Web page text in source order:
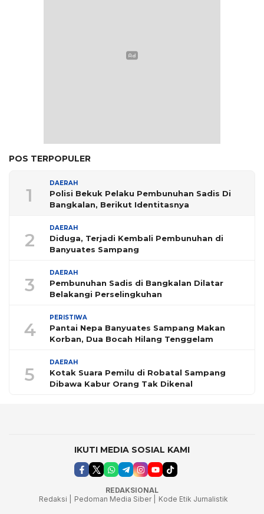
POS TERPOPULER
1
DAERAH
Polisi Bekuk Pelaku Pembunuhan Sadis Di
Bangkalan, Berikut Identitasnya
2
DAERAH
Diduga, Terjadi Kembali Pembunuhan di
Banyuates Sampang
3
DAERAH
Pembunuhan Sadis di Bangkalan Dilatar
Belakangi Perselingkuhan
4
PERISTIWA
Pantai Nepa Banyuates Sampang Makan
Korban, Dua Bocah Hilang Tenggelam
5
DAERAH
Kotak Suara Pemilu di Robatal Sampang
Dibawa Kabur Orang Tak Dikenal
IKUTI MEDIA SOSIAL KAMI
REDAKSIONAL
Redaksi |
Pedoman Media Siber |
Kode Etik Jurnalistik